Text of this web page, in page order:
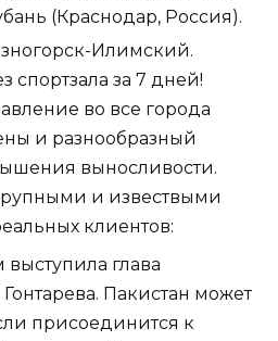
(Краснодар, Россия).
Илимский.
спортзала за 7 дней!
во все города
и разнообразный
выносливости.
и извествыми
клиентов:
глава
Пакистан может
присоединится к